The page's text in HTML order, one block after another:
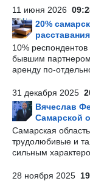
11 июня 2026
20%
расставания
10%
бывшим партнером
аренду по-
31 декабря 2025
Вячеслав
Самарской
Самарская
трудолюбивые и
сильным
28 ноября 2025